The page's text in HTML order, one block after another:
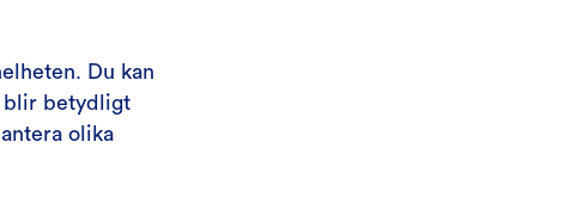
Du kan
blir betydligt
olika